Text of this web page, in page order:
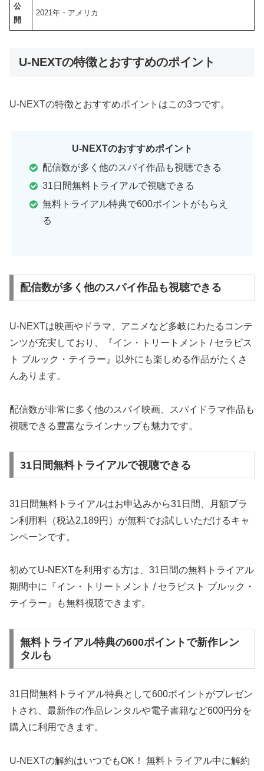
公
開
2021年・アメリカ
U-NEXTの特徴とおすすめのポイント
U-NEXTの特徴とおすすめポイントはこの3つです。
U-NEXTのおすすめポイント
配信数が多く他のスパイ作品も視聴できる
31日間無料トライアルで視聴できる
無料トライアル特典で600ポイントがもらえ
る
配信数が多く他のスパイ作品も視聴できる
U-NEXTは映画やドラマ、アニメなど多岐にわたるコンテ
ンツが充実しており、『イン・トリートメント / セラピス
ト ブルック・テイラー』以外にも楽しめる作品がたくさ
んあります。
配信数が非常に多く他のスパイ映画、スパイドラマ作品も
視聴できる豊富なラインナップも魅力です。
31日間無料トライアルで視聴できる
31日間無料トライアルはお申込みから31日間、月額プラ
ン利用料（税込2,189円）が無料でお試しいただけるキャ
ンペーンです。
初めてU-NEXTを利用する方は、31日間の無料トライアル
期間中に『イン・トリートメント / セラピスト ブルック・
テイラー』も無料視聴できます。
無料トライアル特典の600ポイントで新作レン
タルも
31日間無料トライアル特典として600ポイントがプレゼン
トされ、最新作の作品レンタルや電子書籍など600円分を
購入に利用できます。
U-NEXTの解約はいつでもOK！ 無料トライアル中に解約